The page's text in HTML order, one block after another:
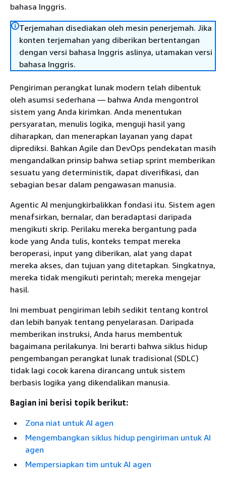
bahasa Inggris.
Terjemahan disediakan oleh mesin penerjemah. Jika
konten terjemahan yang diberikan bertentangan
dengan versi bahasa Inggris aslinya, utamakan versi
bahasa Inggris.
Pengiriman perangkat lunak modern telah dibentuk
oleh asumsi sederhana — bahwa Anda mengontrol
sistem yang Anda kirimkan. Anda menentukan
persyaratan, menulis logika, menguji hasil yang
diharapkan, dan menerapkan layanan yang dapat
diprediksi. Bahkan Agile dan DevOps pendekatan masih
mengandalkan prinsip bahwa setiap sprint memberikan
sesuatu yang deterministik, dapat diverifikasi, dan
sebagian besar dalam pengawasan manusia.
Agentic AI menjungkirbalikkan fondasi itu. Sistem agen
menafsirkan, bernalar, dan beradaptasi daripada
mengikuti skrip. Perilaku mereka bergantung pada
kode yang Anda tulis, konteks tempat mereka
beroperasi, input yang diberikan, alat yang dapat
mereka akses, dan tujuan yang ditetapkan. Singkatnya,
mereka tidak mengikuti perintah; mereka mengejar
hasil.
Ini membuat pengiriman lebih sedikit tentang kontrol
dan lebih banyak tentang penyelarasan. Daripada
memberikan instruksi, Anda harus membentuk
bagaimana perilakunya. Ini berarti bahwa siklus hidup
pengembangan perangkat lunak tradisional (SDLC)
tidak lagi cocok karena dirancang untuk sistem
berbasis logika yang dikendalikan manusia.
Bagian ini berisi topik berikut:
Zona niat untuk AI agen
Mengembangkan siklus hidup pengiriman untuk AI
agen
Mempersiapkan tim untuk AI agen